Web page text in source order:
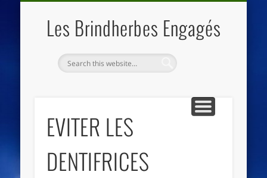
Les Brindherbes Engagés
EVITER LES
DENTIFRICES